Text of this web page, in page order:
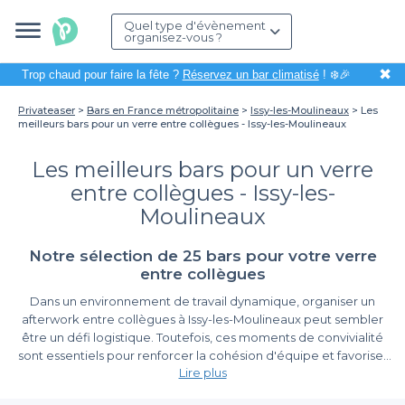
Quel type d'évènement
organisez-vous ?
Trop chaud pour faire la fête ? Réservez un bar climatisé! ❄️🎉 ✖
Privateaser Bars en France métropolitaine Issy-les-Moulineaux
Les
meilleurs bars pour un verre entre collègues - Issy-les-Moulineaux
Les meilleurs bars pour un verre
entre collègues - Issy-les-
Moulineaux
Notre sélection de 25 bars pour votre verre
entre collègues
Dans un environnement de travail dynamique, organiser un
afterwork entre collègues à Issy-les-Moulineaux peut sembler
être un défi logistique. Toutefois, ces moments de convivialité
sont essentiels pour renforcer la cohésion d'équipe et favoriser
les échanges informels. Que vous souhaitiez célébrer une
Lire plus